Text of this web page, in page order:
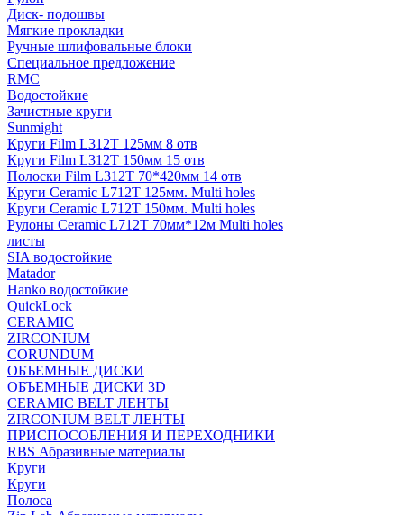
Диск- подошвы
Мягкие прокладки
Ручные шлифовальные блоки
Специальное предложение
RMC
Водостойкие
Зачистные круги
Sunmight
Круги Film L312T 125мм 8 отв
Круги Film L312T 150мм 15 отв
Полоски Film L312T 70*420мм 14 отв
Круги Ceramic L712T 125мм. Multi holes
Круги Ceramic L712T 150мм. Multi holes
Рулоны Ceramic L712T 70мм*12м Multi holes
листы
SIA водостойкие
Matador
Hanko водостойкие
QuickLock
CERAMIC
ZIRCONIUM
СORUNDUM
ОБЪЕМНЫЕ ДИСКИ
ОБЪЕМНЫЕ ДИСКИ 3D
CERAMIC BELT ЛЕНТЫ
ZIRCONIUM BELT ЛЕНТЫ
ПРИСПОСОБЛЕНИЯ И ПЕРЕХОДНИКИ
RBS Абразивные материалы
Круги
Круги
Полоса